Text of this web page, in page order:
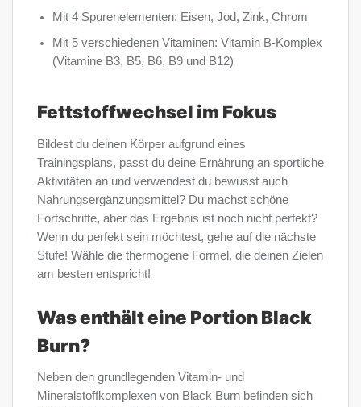
Mit 4 Spurenelementen: Eisen, Jod, Zink, Chrom
Mit 5 verschiedenen Vitaminen: Vitamin B-Komplex
(Vitamine B3, B5, B6, B9 und B12)
Fettstoffwechsel im Fokus
Bildest du deinen Körper aufgrund eines
Trainingsplans, passt du deine Ernährung an sportliche
Aktivitäten an und verwendest du bewusst auch
Nahrungsergänzungsmittel? Du machst schöne
Fortschritte, aber das Ergebnis ist noch nicht perfekt?
Wenn du perfekt sein möchtest, gehe auf die nächste
Stufe! Wähle die thermogene Formel, die deinen Zielen
am besten entspricht!
Was enthält eine Portion Black
Burn?
Neben den grundlegenden Vitamin- und
Mineralstoffkomplexen von Black Burn befinden sich